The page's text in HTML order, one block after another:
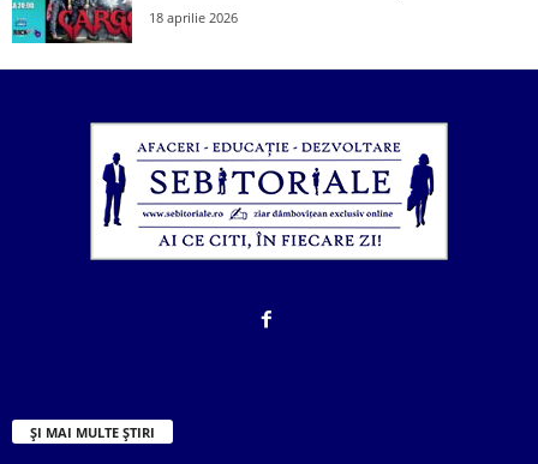
18 aprilie 2026
ȘI MAI MULTE ȘTIRI